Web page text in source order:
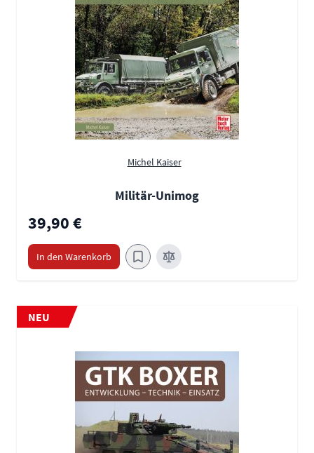
Michel Kaiser
Militär-Unimog
39,90 €
In den Warenkorb
NEU